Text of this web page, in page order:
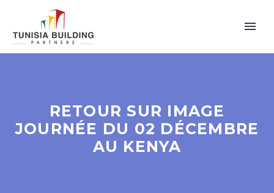
RETOUR SUR IMAGE
JOURNÉE DU 02 DÉCEMBRE
AU KENYA